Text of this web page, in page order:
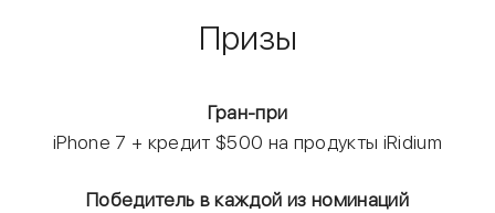
Призы
Гран-при
iPhone 7 + кредит $500 на продукты iRidium
Победитель в каждой из номинаций